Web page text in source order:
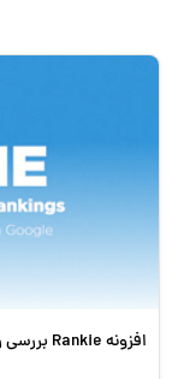
افزونه Rankie بررسی رتبه کلمات کلیدی سئو وردپرس نسخه 1.8.4